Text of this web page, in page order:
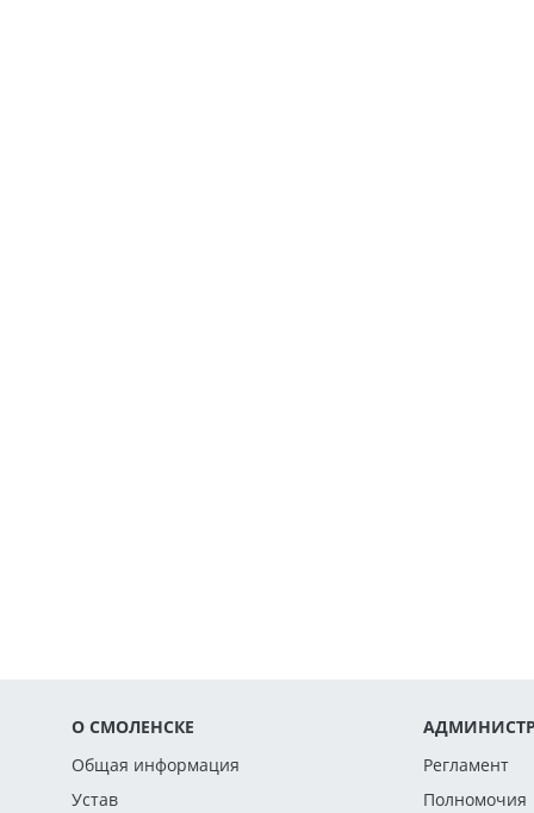
О СМОЛЕНСКЕ
Общая информация
Устав
Регламент
Полномочия